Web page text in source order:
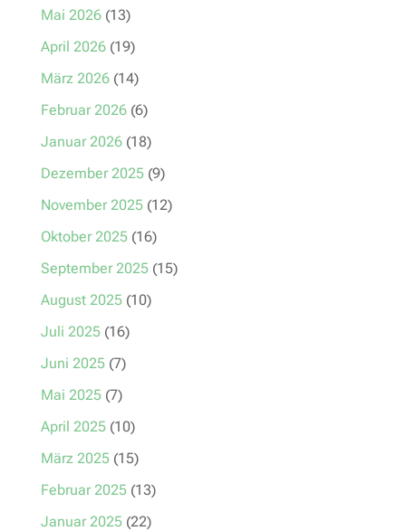
Mai 2026(13)
April 2026(19)
März 2026(14)
Februar 2026(6)
Januar 2026(18)
Dezember 2025(9)
November 2025(12)
Oktober 2025(16)
September 2025(15)
August 2025(10)
Juli 2025(16)
Juni 2025(7)
Mai 2025(7)
April 2025(10)
März 2025(15)
Februar 2025(13)
Januar 2025(22)